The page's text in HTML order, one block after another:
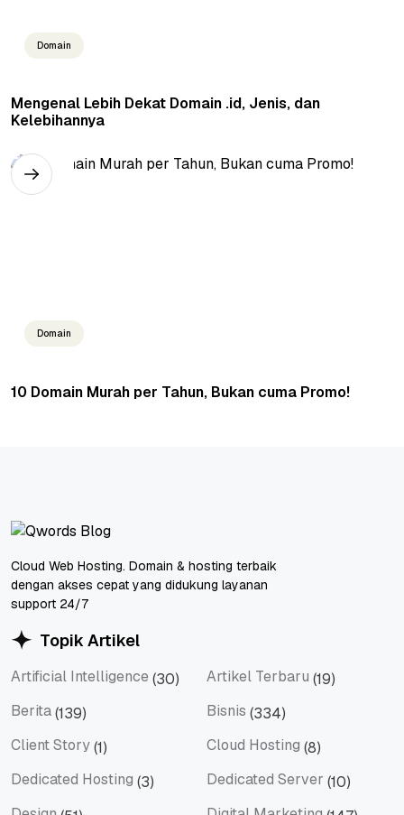
Domain
Mengenal Lebih Dekat Domain .id, Jenis, dan
Kelebihannya
Domain
10 Domain Murah per Tahun, Bukan cuma Promo!
Cloud Web Hosting. Domain & hosting terbaik
dengan akses cepat yang didukung layanan
support 24/7
Topik Artikel
Artificial Intelligence (30) Artikel Terbaru (19)
Berita(139) Bisnis (334)
Client Story(1) Cloud Hosting (8)
Dedicated Hosting (3) Dedicated Server (10)